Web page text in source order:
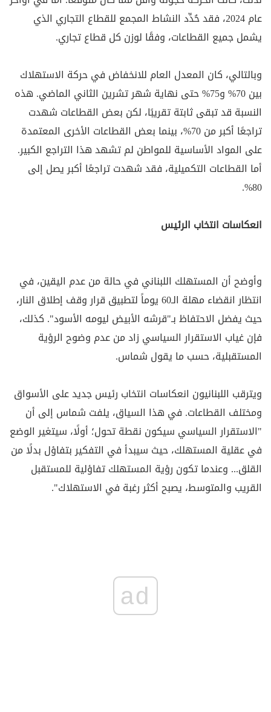
عام 2024، فقد حُدِّد النشاط المجمع للقطاع التجاري الذي
يشمل جميع القطاعات، وفقًا لوزن كل قطاع تجاري.
وبالتالي، كان المعدل العام للانخفاض في حركة الاستهلاك
بين 70% و75% حتى نهاية شهر تشرين الثاني الماضي. هذه
النسبة قد تبقى ثابتة تقريبًا، لكن بعض القطاعات شهدت
تراجعًا أكبر من 70%، بينما بعض القطاعات الأخرى المعتمدة
على المواد الأساسية للمواطن لم تشهد هذا التراجع الكبير.
أما القطاعات التكميلية، فقد شهدت تراجعًا أكبر يصل إلى
80%.
انعكاسات انتخاب الرئيس
وأوضح أن المستهلك اللبناني في حالة من عدم اليقين، في
انتظار انقضاء مهلة الـ60 يوماً لتطبيق قرار وقف إطلاق النار،
حيث يفضل الاحتفاظ بـ"قرشه الأبيض ليومه الأسود". كذلك،
فإن غياب الاستقرار السياسي زاد من عدم وضوح الرؤية
المستقبلية، حسب ما يقول شماس.
ويترقب اللبنانيون انعكاسات انتخاب رئيس جديد على الأسواق
ومختلف القطاعات. في هذا السياق، يلفت شماس إلى أن
"الاستقرار السياسي سيكون نقطة تحول؛ أولًا، سيتغير الوضع
في عقلية المستهلك، حيث سيبدأ في التفكير بتفاؤل بدلًا من
القلق... وعندما تكون رؤية المستهلك تفاؤلية للمستقبل
القريب والمتوسط، يصبح أكثر رغبة في الاستهلاك".
ad